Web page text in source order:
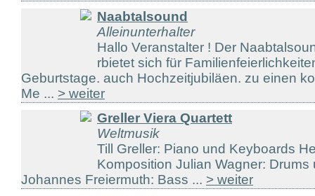
Naabtalsound
Alleinunterhalter
Hallo Veranstalter ! Der
rbietet sich für
Geburtstage. auch Hochzeitjubiläen. zu einen
Me ... > weiter
Greller Viera Quartett
Weltmusik
Till Greller: Piano und Keyboards
Komposition Julian Wagner:
Johannes Freiermuth: Bass ... > weiter